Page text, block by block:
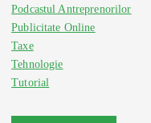
Podcastul Antreprenorilor
Publicitate Online
Taxe
Tehnologie
Tutorial